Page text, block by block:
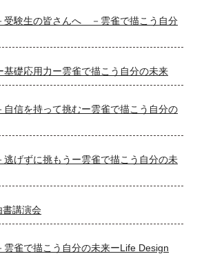
受験生の皆さんへ －雲雀で描こう自分
基礎応用力ー雲雀で描こう自分の未来
自信を持って挑むー雲雀で描こう自分の
逃げずに挑もうー雲雀で描こう自分の未
講演会
雲雀で描こう自分の未来ーLife Design